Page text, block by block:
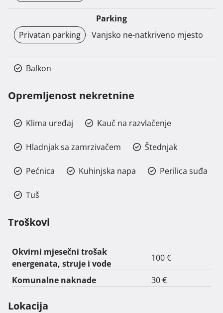
Parking
Privatan parking
Vanjsko ne-natkriveno mjesto
Balkon
Opremljenost nekretnine
Klima uređaj Kauč na razvlačenje
Hladnjak sa zamrzivačem Štednjak
Pećnica Kuhinjska napa Perilica suđa
Tuš
Troškovi
Okvirni mjesečni trošak
energenata, struje i vode
100 €
Komunalne naknade 30 €
Lokacija